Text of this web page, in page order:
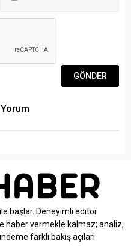
başlar. Deneyimli editör
haber vermekle kalmaz; analiz,
farklı bakış açıları